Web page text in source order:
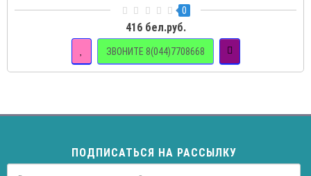
0
416 бел.руб.
ЗВОНИТЕ 8(044)7708668
ПОДПИСАТЬСЯ НА РАССЫЛКУ